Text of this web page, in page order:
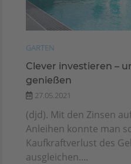
GARTEN
Clever investieren –
genießen
27.05.2021
(djd). Mit den Zinsen
Anleihen konnte man
Kaufkraftverlust des
ausgleichen....